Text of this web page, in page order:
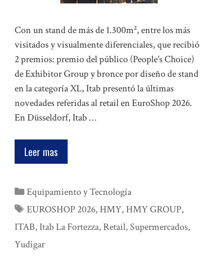
Con un stand de más de 1.300m², entre los más
visitados y visualmente diferenciales, que recibió
2 premios: premio del público (People’s Choice)
de Exhibitor Group y bronce por diseño de stand
en la categoría XL, Itab presentó la últimas
novedades referidas al retail en EuroShop 2026.
En Düsseldorf, Itab …
Leer mas
Categorías
Equipamiento y Tecnología
Etiquetas
EUROSHOP 2026, HMY, HMY GROUP,
ITAB, Itab La Fortezza, Retail, Supermercados,
Yudigar